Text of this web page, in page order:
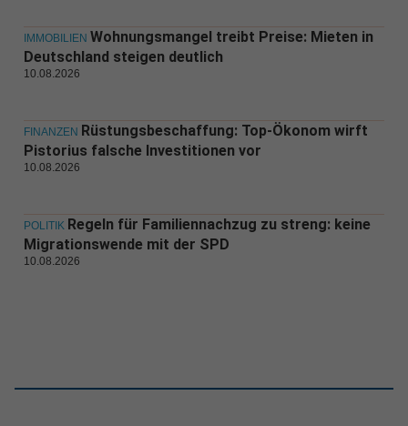
IMMOBILIEN Wohnungsmangel treibt Preise: Mieten in
Deutschland steigen deutlich
10.08.2026
FINANZEN Rüstungsbeschaffung: Top-Ökonom wirft
Pistorius falsche Investitionen vor
10.08.2026
POLITIK Regeln für Familiennachzug zu streng: keine
Migrationswende mit der SPD
10.08.2026